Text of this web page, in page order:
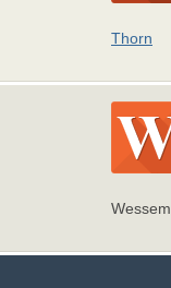
Thorn
Wessem